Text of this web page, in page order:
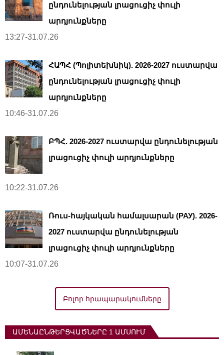
ընդունելության լրացուցիչ փուլի
արդյունքները
13:27-31.07.26
ՀԱՊՀ (Պոլիտեխնիկ). 2026-2027 ուստարվա
ընդունելության լրացուցիչ փուլի
արդյունքները
10:46-31.07.26
ԲՊՀ. 2026-2027 ուստարվա ընդունելության
լրացուցիչ փուլի արդյունքները
10:22-31.07.26
Ռուս-հայկական համալսարան (РАУ). 2026-
2027 ուստարվա ընդունելության
լրացուցիչ փուլի արդյունքները
10:07-31.07.26
Բոլոր հրապարակումները
ԱՄԵՆԱԸՆԹԵՐՑՎԱԾՆԵՐԸ 1 ԱՄՍՈՒՄ